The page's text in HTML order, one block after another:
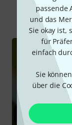
passende
und das
Sie okay ist,
für
einfach
Sie
über die
Alle